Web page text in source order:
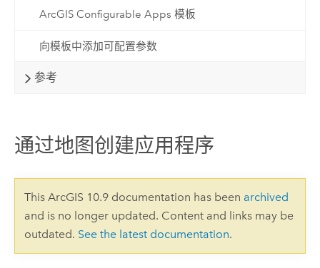
ArcGIS Configurable Apps 模板
向模板中添加可配置参数
参考
通过地图创建应用程序
This ArcGIS 10.9 documentation has been archived
and is no longer updated. Content and links may be
outdated. See the latest documentation.